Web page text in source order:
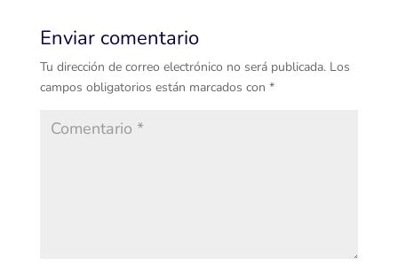
Enviar comentario
Tu dirección de correo electrónico no será publicada. Los
campos obligatorios están marcados con *